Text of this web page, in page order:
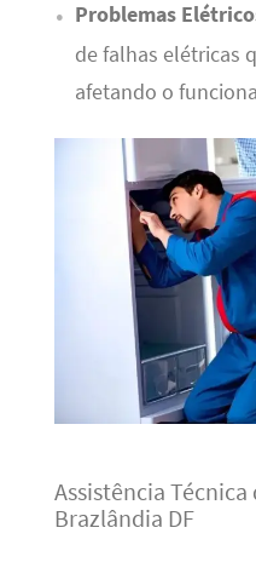
Problemas
de falhas elétricas
afetando o
Assistência Técnica
Brazlândia DF